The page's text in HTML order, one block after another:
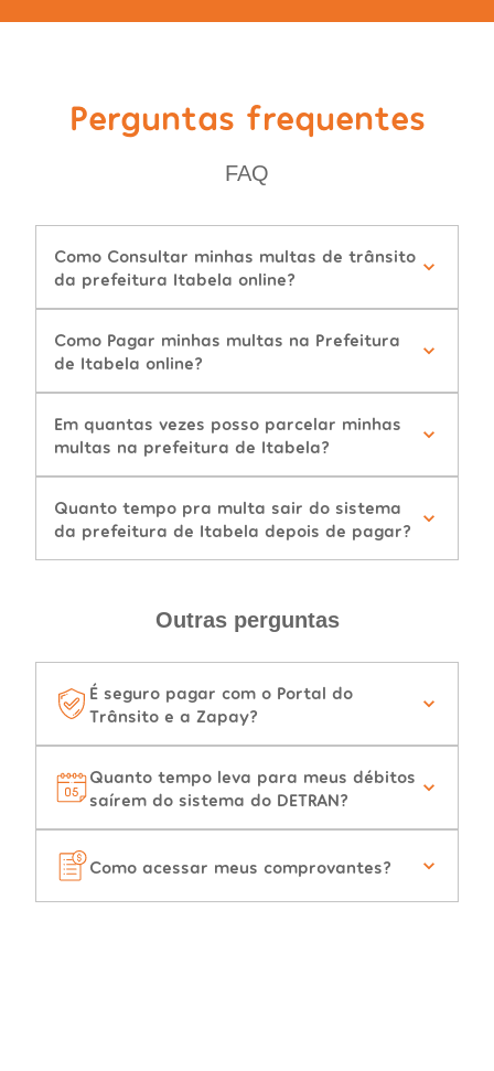
Perguntas frequentes
FAQ
Como Consultar minhas multas de trânsito
da prefeitura Itabela online?
Como Pagar minhas multas na Prefeitura
de Itabela online?
Em quantas vezes posso parcelar minhas
multas na prefeitura de Itabela?
Quanto tempo pra multa sair do sistema
da prefeitura de Itabela depois de pagar?
Outras perguntas
É seguro pagar com o Portal do
Trânsito e a Zapay?
Quanto tempo leva para meus débitos
saírem do sistema do DETRAN?
Como acessar meus comprovantes?